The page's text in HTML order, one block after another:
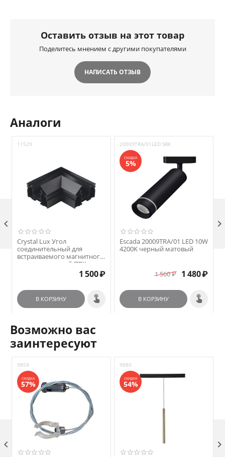
Оставить отзыв на этот товар
Поделитесь мнением с другими покупателями
НАПИСАТЬ ОТЗЫВ
Аналоги
11529
Crystal Lux Угол
соединительный для
встраиваемого магнитного
трека в натяжной ПВХ
потолок Crystal Lux CLT
1 500₽
В КОРЗИНУ
20009TRA/01LED SBK
СКИДКА
5%
Escada 20009TRA/01 LED 10W
4200K черный матовый
1 560₽ 1 480₽
В КОРЗИНУ
 
Возможно вас
заинтересуют
9859
СКИДКА
57%
9880
СКИДКА
54%
 